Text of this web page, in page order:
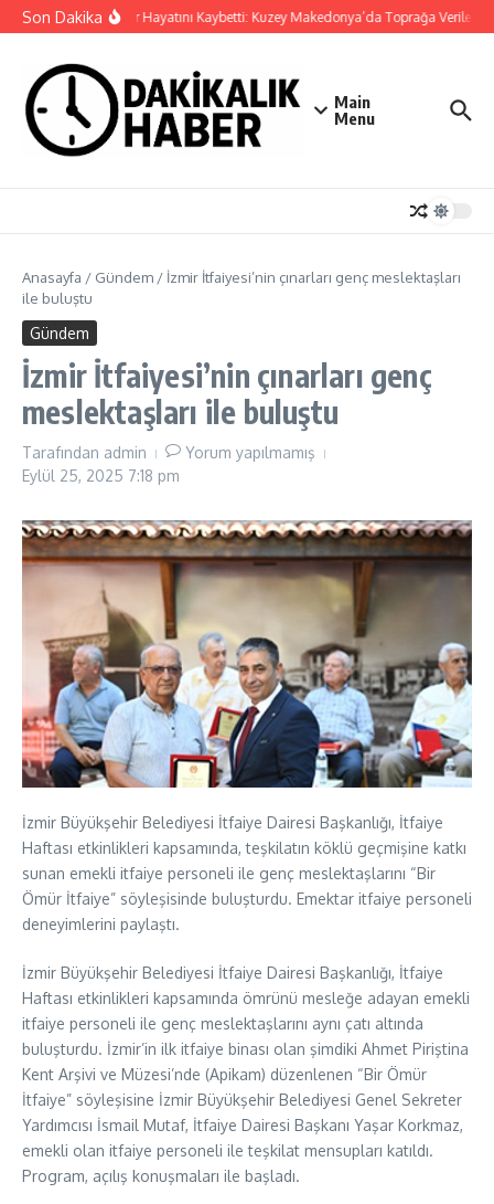
İçeriğe atla
Son DakikaCansever Hayatını Kaybetti: Kuzey Makedonya’da Toprağa Verilecek
Main
Menu
Anasayfa / Gündem / İzmir İtfaiyesi’nin çınarları genç meslektaşları
ile buluştu
Gündem
İzmir İtfaiyesi’nin çınarları genç
meslektaşları ile buluştu
Tarafından admin
Yorum yapılmamış
Eylül 25, 2025 7:18 pm
İzmir Büyükşehir Belediyesi İtfaiye Dairesi Başkanlığı, İtfaiye
Haftası etkinlikleri kapsamında, teşkilatın köklü geçmişine katkı
sunan emekli itfaiye personeli ile genç meslektaşlarını “Bir
Ömür İtfaiye” söyleşisinde buluşturdu. Emektar itfaiye personeli
deneyimlerini paylaştı.
İzmir Büyükşehir Belediyesi İtfaiye Dairesi Başkanlığı, İtfaiye
Haftası etkinlikleri kapsamında ömrünü mesleğe adayan emekli
itfaiye personeli ile genç meslektaşlarını aynı çatı altında
buluşturdu. İzmir’in ilk itfaiye binası olan şimdiki Ahmet Piriştina
Kent Arşivi ve Müzesi’nde (Apikam) düzenlenen “Bir Ömür
İtfaiye” söyleşisine İzmir Büyükşehir Belediyesi Genel Sekreter
Yardımcısı İsmail Mutaf, İtfaiye Dairesi Başkanı Yaşar Korkmaz,
emekli olan itfaiye personeli ile teşkilat mensupları katıldı.
Program, açılış konuşmaları ile başladı.